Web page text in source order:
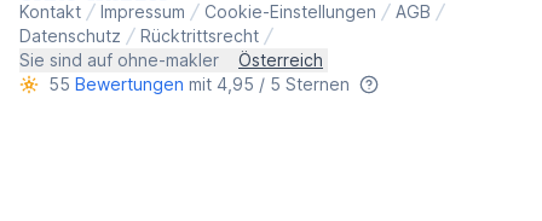
Kontakt Impressum Cookie-Einstellungen
AGB
Datenschutz
Rücktrittsrecht
Sie sind auf ohne-makler
Österreich
55 Bewertungen mit 4,95 / 5 Sternen